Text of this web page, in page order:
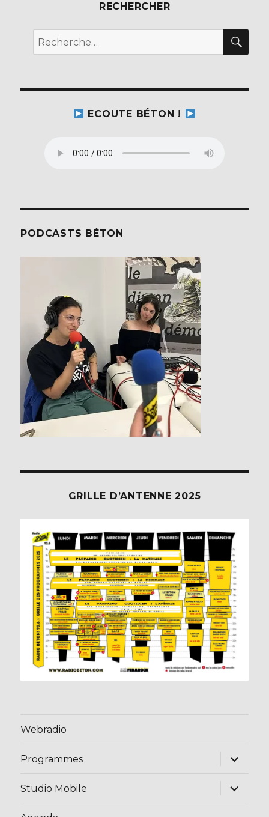
RECHERCHER
Recherche
pour :
ECOUTE BÉTON !
PODCASTS BÉTON
GRILLE D’ANTENNE 2025
Webradio
Programmes
ouvrir
menu
Studio Mobile
ouvrir